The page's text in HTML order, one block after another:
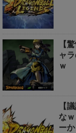
【
ャ
ｗ
【
な
ーか